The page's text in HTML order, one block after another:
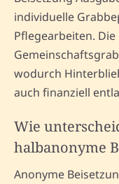
individuelle
Pflegearbeiten. Die
wodurch
auch finanziell
Wie
halbanonyme
Anonyme